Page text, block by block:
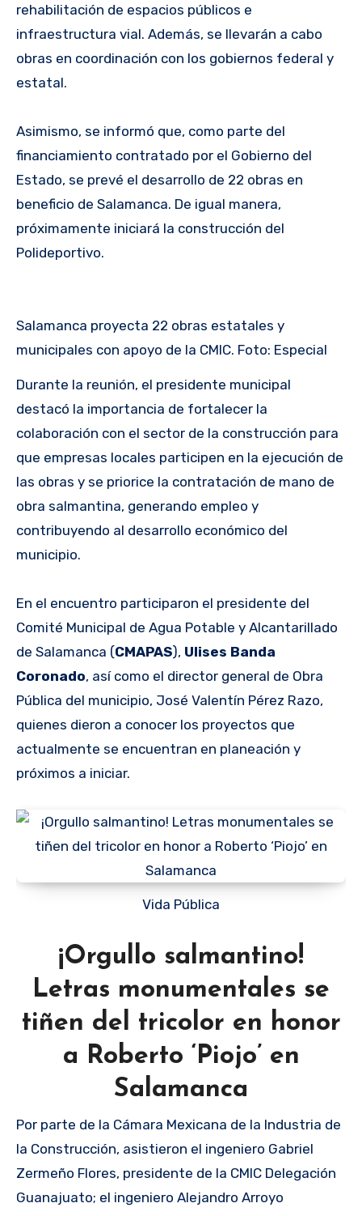
rehabilitación de espacios públicos e
infraestructura vial. Además, se llevarán a cabo
obras en coordinación con los gobiernos federal y
estatal.
Asimismo, se informó que, como parte del
financiamiento contratado por el Gobierno del
Estado, se prevé el desarrollo de 22 obras en
beneficio de Salamanca. De igual manera,
próximamente iniciará la construcción del
Polideportivo.
Salamanca proyecta 22 obras estatales y
municipales con apoyo de la CMIC. Foto: Especial
Durante la reunión, el presidente municipal
destacó la importancia de fortalecer la
colaboración con el sector de la construcción para
que empresas locales participen en la ejecución de
las obras y se priorice la contratación de mano de
obra salmantina, generando empleo y
contribuyendo al desarrollo económico del
municipio.
En el encuentro participaron el presidente del
Comité Municipal de Agua Potable y Alcantarillado
de Salamanca (CMAPAS), Ulises Banda
Coronado, así como el director general de Obra
Pública del municipio, José Valentín Pérez Razo,
quienes dieron a conocer los proyectos que
actualmente se encuentran en planeación y
próximos a iniciar.
Vida Pública
¡Orgullo salmantino!
Letras monumentales se
tiñen del tricolor en honor
a Roberto ‘Piojo’ en
Salamanca
Por parte de la Cámara Mexicana de la Industria de
la Construcción, asistieron el ingeniero Gabriel
Zermeño Flores, presidente de la CMIC Delegación
Guanajuato; el ingeniero Alejandro Arroyo